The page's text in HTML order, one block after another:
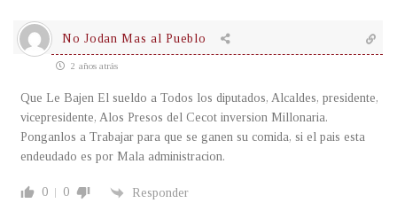
No Jodan Mas al Pueblo
2 años atrás
Que Le Bajen El sueldo a Todos los diputados, Alcaldes, presidente,
vicepresidente, Alos Presos del Cecot inversion Millonaria.
Ponganlos a Trabajar para que se ganen su comida, si el pais esta
endeudado es por Mala administracion.
0 0 Responder